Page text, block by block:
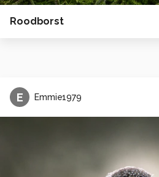
Roodborst
E Emmie1979